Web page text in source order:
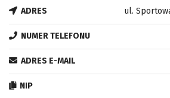
ADRES ul.
NUMER TELEFONU
ADRES E-MAIL
NIP